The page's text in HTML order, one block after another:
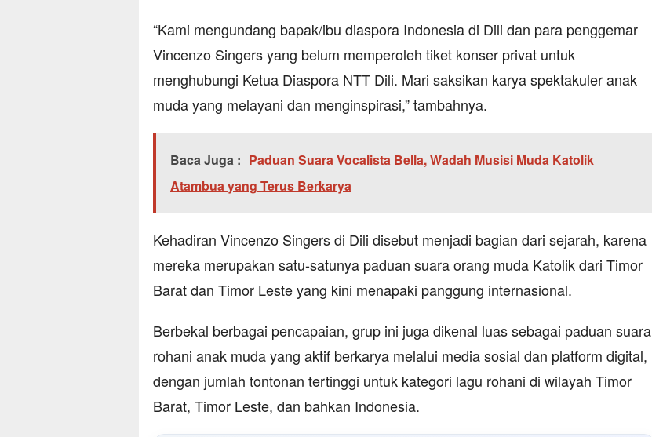
“Kami mengundang bapak/ibu diaspora Indonesia di Dili dan para penggemar
Vincenzo Singers yang belum memperoleh tiket konser privat untuk
menghubungi Ketua Diaspora NTT Dili. Mari saksikan karya spektakuler anak
muda yang melayani dan menginspirasi,” tambahnya.
Baca Juga : Paduan Suara Vocalista Bella, Wadah Musisi Muda Katolik
Atambua yang Terus Berkarya
Kehadiran Vincenzo Singers di Dili disebut menjadi bagian dari sejarah, karena
mereka merupakan satu-satunya paduan suara orang muda Katolik dari Timor
Barat dan Timor Leste yang kini menapaki panggung internasional.
Berbekal berbagai pencapaian, grup ini juga dikenal luas sebagai paduan suara
rohani anak muda yang aktif berkarya melalui media sosial dan platform digital,
dengan jumlah tontonan tertinggi untuk kategori lagu rohani di wilayah Timor
Barat, Timor Leste, dan bahkan Indonesia.